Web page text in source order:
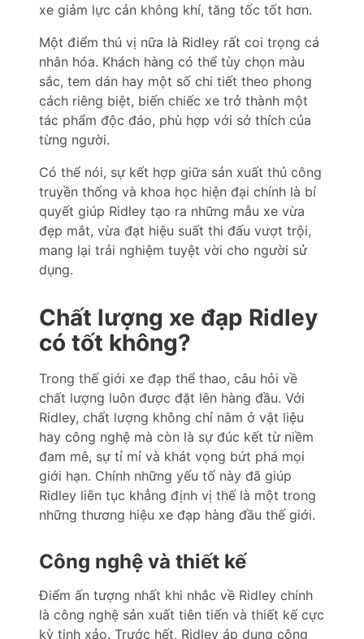
xe giảm lực cản không khí, tăng tốc tốt hơn.
Một điểm thú vị nữa là Ridley rất coi trọng cá
nhân hóa. Khách hàng có thể tùy chọn màu
sắc, tem dán hay một số chi tiết theo phong
cách riêng biệt, biến chiếc xe trở thành một
tác phẩm độc đáo, phù hợp với sở thích của
từng người.
Có thể nói, sự kết hợp giữa sản xuất thủ công
truyền thống và khoa học hiện đại chính là bí
quyết giúp Ridley tạo ra những mẫu xe vừa
đẹp mắt, vừa đạt hiệu suất thi đấu vượt trội,
mang lại trải nghiệm tuyệt vời cho người sử
dụng.
Chất lượng xe đạp Ridley
có tốt không?
Trong thế giới xe đạp thể thao, câu hỏi về
chất lượng luôn được đặt lên hàng đầu. Với
Ridley, chất lượng không chỉ nằm ở vật liệu
hay công nghệ mà còn là sự đúc kết từ niềm
đam mê, sự tỉ mỉ và khát vọng bứt phá mọi
giới hạn. Chính những yếu tố này đã giúp
Ridley liên tục khẳng định vị thế là một trong
những thương hiệu xe đạp hàng đầu thế giới.
Công nghệ và thiết kế
Điểm ấn tượng nhất khi nhắc về Ridley chính
là công nghệ sản xuất tiên tiến và thiết kế cực
kỳ tinh xảo. Trước hết, Ridley áp dụng công